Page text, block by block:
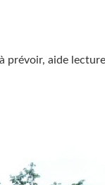
aide